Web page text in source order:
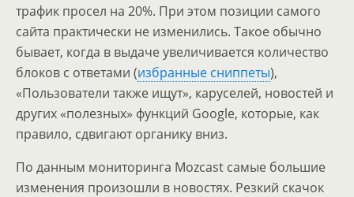
трафик просел на 20%. При этом позиции самого
сайта практически не изменились. Такое обычно
бывает, когда в выдаче увеличивается количество
блоков с ответами (избранные сниппеты),
«Пользователи также ищут», каруселей, новостей и
других «полезных» функций Google, которые, как
правило, сдвигают органику вниз.
По данным мониторинга Mozcast самые большие
изменения произошли в новостях. Резкий скачок